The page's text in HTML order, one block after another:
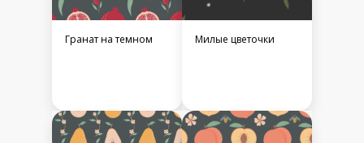
Гранат на темном Милые цветочки